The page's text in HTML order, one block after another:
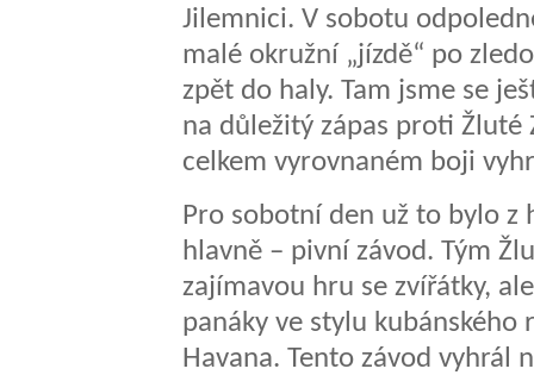
Jilemnici. V sobotu
malé okružní „jízdě“ po
zpět do haly. Tam jsme se
na důležitý zápas proti Žluté
celkem vyrovnaném boji
Pro sobotní den už to bylo z
hlavně – pivní závod. Tým
zajímavou hru se zvířátky,
panáky ve stylu
Havana. Tento závod vyhrál